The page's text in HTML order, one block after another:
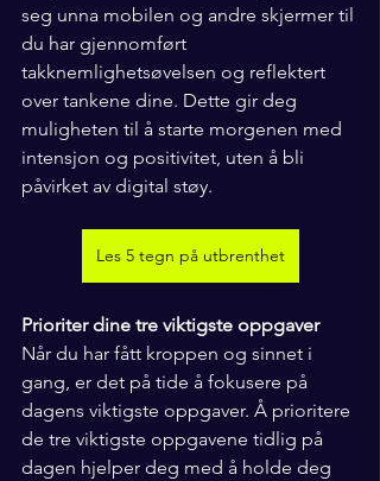
seg unna mobilen og andre skjermer til
du har gjennomført
takknemlighetsøvelsen og reflektert
over tankene dine. Dette gir deg
muligheten til å starte morgenen med
intensjon og positivitet, uten å bli
påvirket av digital støy.
Les 5 tegn på utbrenthet
Prioriter dine tre viktigste oppgaver
Når du har fått kroppen og sinnet i
gang, er det på tide å fokusere på
dagens viktigste oppgaver. Å prioritere
de tre viktigste oppgavene tidlig på
dagen hjelper deg med å holde deg